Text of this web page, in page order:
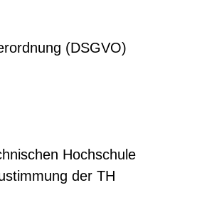
(DSGVO)
Hochschule
der TH